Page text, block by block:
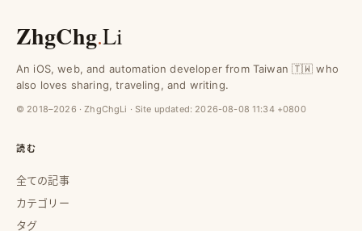
ZhgChg.Li
An iOS, web, and automation developer from Taiwan 🇹🇼 who
also loves sharing, traveling, and writing.
© 2018–2026 · ZhgChgLi · Site updated: 2026-08-08 11:34 +0800
読む
全ての記事
カテゴリー
タグ